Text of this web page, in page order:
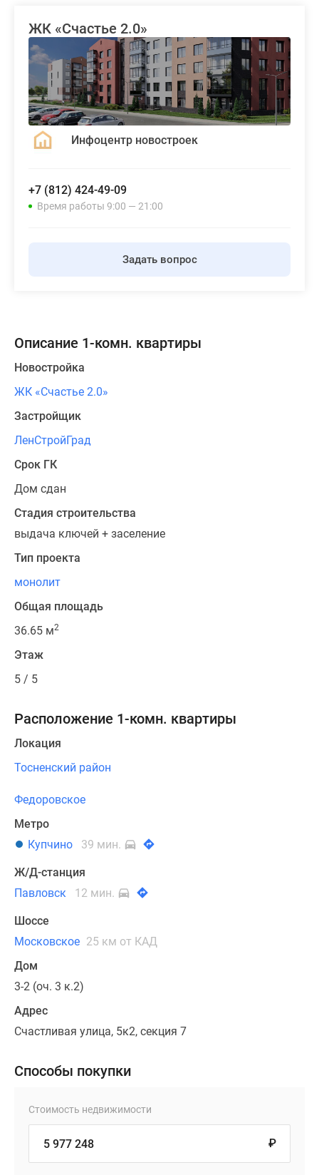
ЖК «Счастье 2.0»
Инфоцентр новостроек
+7 (812) 424-49-09
Время работы 9:00 — 21:00
Задать вопрос
Описание 1-комн. квартиры
Новостройка
ЖК «Счастье 2.0»
Застройщик
ЛенСтройГрад
Срок ГК
Дом сдан
Стадия строительства
выдача ключей + заселение
Тип проекта
монолит
Общая площадь
36.65 м2
Этаж
5 / 5
Расположение 1-комн. квартиры
Локация
Тосненский район
Федоровское
Метро
Купчино
39 мин.
Ж/Д-станция
Павловск
12 мин.
Шоссе
Московское 25 км от КАД
Дом
3-2 (оч. 3 к.2)
Адрес
Счастливая улица, 5к2, секция 7
Способы покупки
Стоимость недвижимости
₽